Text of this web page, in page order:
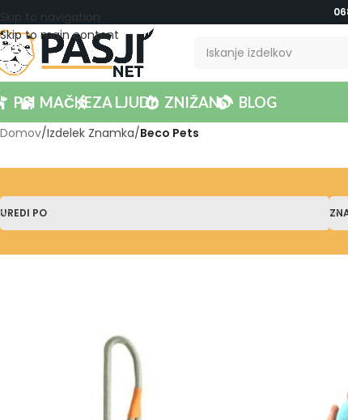
Skip to navigation
Skip to main content
PSI MAČKEZA LJUDI ZNIŽANO BLOG
Domov/Izdelek Znamka/Beco Pets
UREDI PO